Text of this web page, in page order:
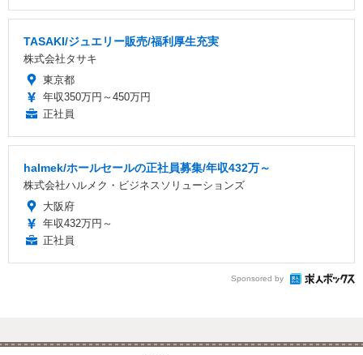
TASAKI/ジュエリー販売/福利厚生充実
株式会社タサキ
東京都
年収350万円～450万円
正社員
halmek/ホールセールの正社員募集/年収432万～
株式会社ハルメク・ビジネスソリューションズ
大阪府
年収432万円～
正社員
Sponsored by